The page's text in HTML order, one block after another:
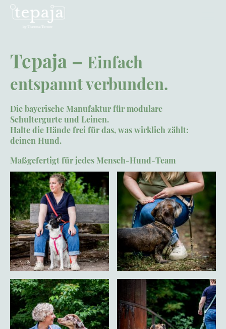
Tepaja – Einfach
entspannt verbunden.
Die bayerische Manufaktur für modulare
Schultergurte und Leinen.
Halte die Hände frei für das, was wirklich zählt:
deinen Hund.
Maßgefertigt für jedes Mensch-Hund-Team